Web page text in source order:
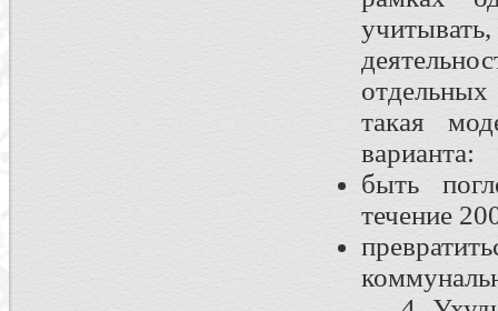
отдельных
такая
варианта:
быть
течение